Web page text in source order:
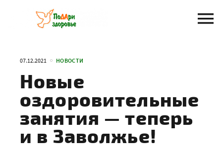
содержанию
07.12.2021 НОВОСТИ
Новые
оздоровительные
занятия — теперь
и в Заволжье!